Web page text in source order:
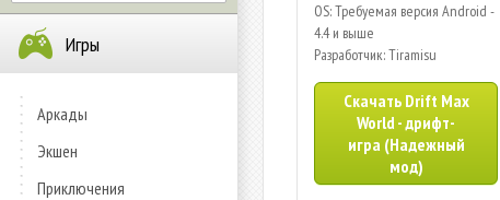
Игры
Аркады
Экшен
Приключения
OS: Требуемая версия Android -
4.4 и выше
Разработчик: Tiramisu
Скачать Drift Max
World - дрифт-
игра (Надежный
мод)